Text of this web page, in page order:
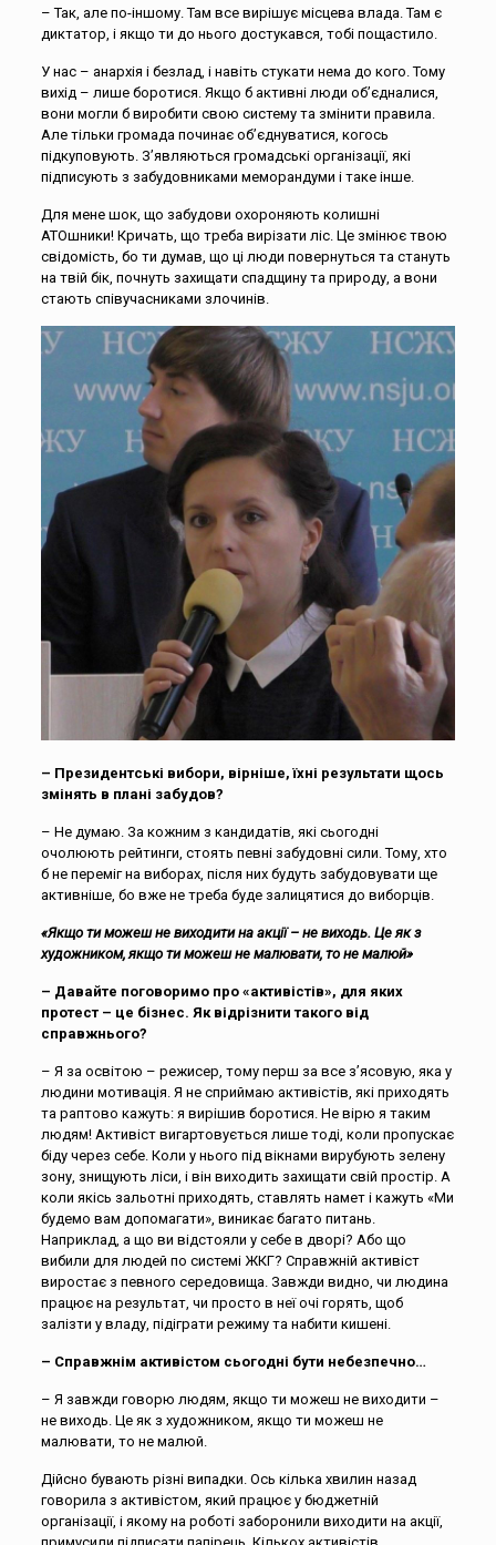
– Так, але по-іншому. Там все вирішує місцева влада. Там є
диктатор, і якщо ти до нього достукався, тобі пощастило.
У нас – анархія і безлад, і навіть стукати нема до кого. Тому
вихід – лише боротися. Якщо б активні люди об’єдналися,
вони могли б виробити свою систему та змінити правила.
Але тільки громада починає об’єднуватися, когось
підкуповують. З’являються громадські організації, які
підписують з забудовниками меморандуми і таке інше.
Для мене шок, що забудови охороняють колишні
АТОшники! Кричать, що треба вирізати ліс. Це змінює твою
свідомість, бо ти думав, що ці люди повернуться та стануть
на твій бік, почнуть захищати спадщину та природу, а вони
стають співучасниками злочинів.
– Президентські вибори, вірніше, їхні результати щось
змінять в плані забудов?
– Не думаю. За кожним з кандидатів, які сьогодні
очолюють рейтинги, стоять певні забудовні сили. Тому, хто
б не переміг на виборах, після них будуть забудовувати ще
активніше, бо вже не треба буде залицятися до виборців.
«Якщо ти можеш не виходити на акції – не виходь. Це як з
художником, якщо ти можеш не малювати, то не малюй»
– Давайте поговоримо про «активістів», для яких
протест – це бізнес. Як відрізнити такого від
справжнього?
– Я за освітою – режисер, тому перш за все з’ясовую, яка у
людини мотивація. Я не сприймаю активістів, які приходять
та раптово кажуть: я вирішив боротися. Не вірю я таким
людям! Активіст вигартовується лише тоді, коли пропускає
біду через себе. Коли у нього під вікнами вирубують зелену
зону, знищують ліси, і він виходить захищати свій простір. А
коли якісь зальотні приходять, ставлять намет і кажуть «Ми
будемо вам допомагати», виникає багато питань.
Наприклад, а що ви відстояли у себе в дворі? Або що
вибили для людей по системі ЖКГ? Справжній активіст
виростає з певного середовища. Завжди видно, чи людина
працює на результат, чи просто в неї очі горять, щоб
залізти у владу, підіграти режиму та набити кишені.
– Справжнім активістом сьогодні бути небезпечно…
– Я завжди говорю людям, якщо ти можеш не виходити –
не виходь. Це як з художником, якщо ти можеш не
малювати, то не малюй.
Дійсно бувають різні випадки. Ось кілька хвилин назад
говорила з активістом, який працює у бюджетній
організації, і якому на роботі заборонили виходити на акції,